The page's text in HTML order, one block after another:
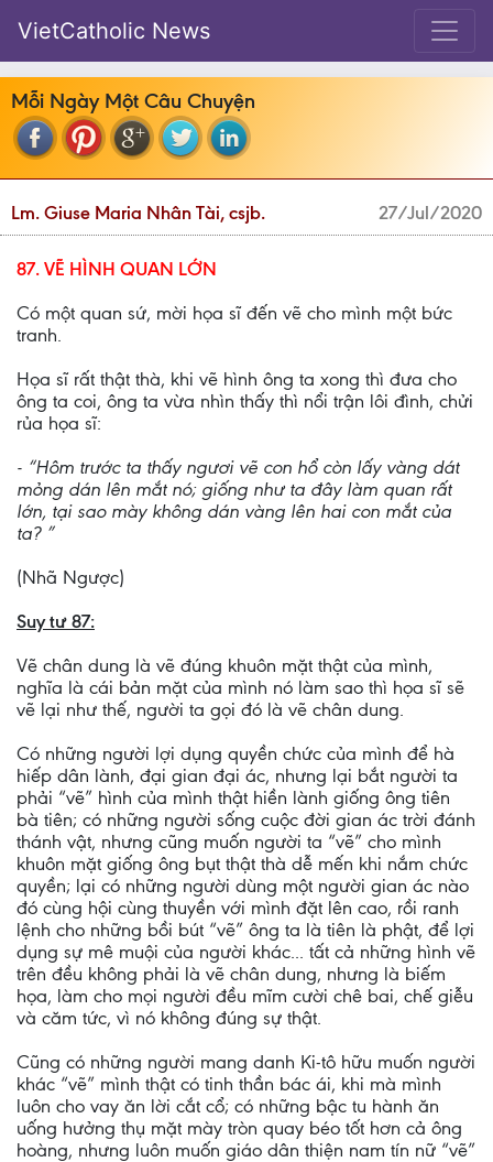
VietCatholic News
Mỗi Ngày Một Câu Chuyện
Lm. Giuse Maria Nhân Tài, csjb. 27/Jul/2020
87. VẼ HÌNH QUAN LỚN
Có một quan sứ, mời họa sĩ đến vẽ cho mình một bức
tranh.
Họa sĩ rất thật thà, khi vẽ hình ông ta xong thì đưa cho
ông ta coi, ông ta vừa nhìn thấy thì nổi trận lôi đình, chửi
rủa họa sĩ:
- “Hôm trước ta thấy ngươi vẽ con hổ còn lấy vàng dát
mỏng dán lên mắt nó; giống như ta đây làm quan rất
lớn, tại sao mày không dán vàng lên hai con mắt của
ta? ”
(Nhã Ngược)
Suy tư 87:
Vẽ chân dung là vẽ đúng khuôn mặt thật của mình,
nghĩa là cái bản mặt của mình nó làm sao thì họa sĩ sẽ
vẽ lại như thế, người ta gọi đó là vẽ chân dung.
Có những người lợi dụng quyền chức của mình để hà
hiếp dân lành, đại gian đại ác, nhưng lại bắt người ta
phải “vẽ” hình của mình thật hiền lành giống ông tiên
bà tiên; có những người sống cuộc đời gian ác trời đánh
thánh vật, nhưng cũng muốn người ta “vẽ” cho mình
khuôn mặt giống ông bụt thật thà dễ mến khi nắm chức
quyền; lại có những người dùng một người gian ác nào
đó cùng hội cùng thuyền với mình đặt lên cao, rồi ranh
lệnh cho những bồi bút “vẽ” ông ta là tiên là phật, để lợi
dụng sự mê muội của người khác... tất cả những hình vẽ
trên đều không phải là vẽ chân dung, nhưng là biếm
họa, làm cho mọi người đều mĩm cười chê bai, chế giễu
và căm tức, vì nó không đúng sự thật.
Cũng có những người mang danh Ki-tô hữu muốn người
khác “vẽ” mình thật có tinh thần bác ái, khi mà mình
luôn cho vay ăn lời cắt cổ; có những bậc tu hành ăn
uống hưởng thụ mặt mày tròn quay béo tốt hơn cả ông
hoàng, nhưng luôn muốn giáo dân thiện nam tín nữ “vẽ”